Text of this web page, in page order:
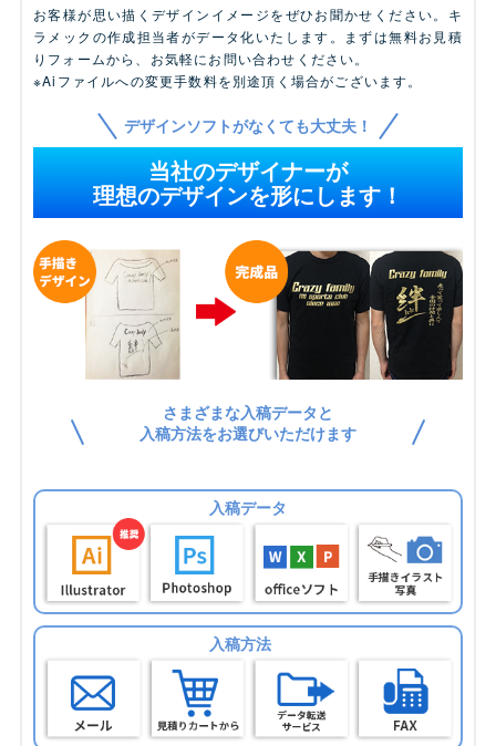
お客様が思い描くデザインイメージをぜひお聞かせください。キ
ラメックの作成担当者がデータ化いたします。まずは無料お見積
りフォームから、お気軽にお問い合わせください。
※Aiファイルへの変更手数料を別途頂く場合がございます。
デザインソフトがなくても大丈夫！
当社のデザイナーが
理想のデザインを形にします！
さまざまな入稿データと
入稿方法をお選びいただけます
入稿データ
入稿方法